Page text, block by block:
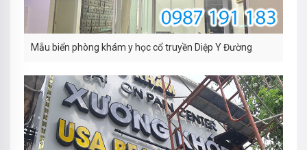
Mẫu biển phòng khám y học cổ truyền Diệp Y Đường